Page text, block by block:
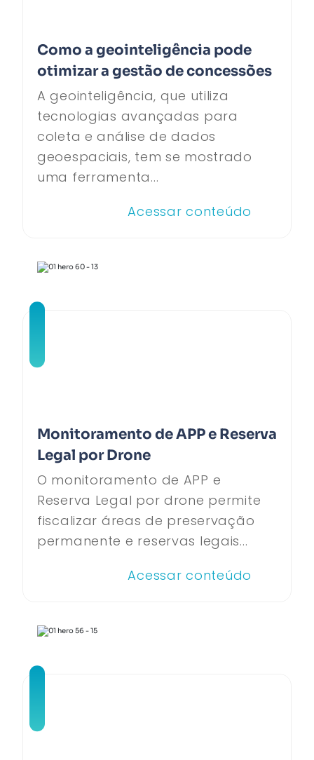
Como a geointeligência pode
otimizar a gestão de concessões
A geointeligência, que utiliza
tecnologias avançadas para
coleta e análise de dados
geoespaciais, tem se mostrado
uma ferramenta...
Acessar conteúdo
Monitoramento de APP e Reserva
Legal por Drone
O monitoramento de APP e
Reserva Legal por drone permite
fiscalizar áreas de preservação
permanente e reservas legais...
Acessar conteúdo